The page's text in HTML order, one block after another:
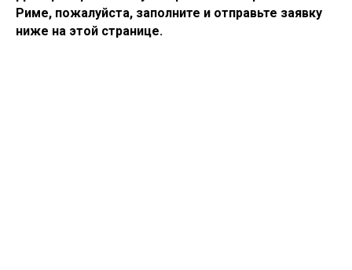
Риме, пожалуйста, заполните и отправьте заявку
ниже на этой странице.